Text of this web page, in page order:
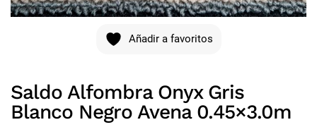
Añadir a favoritos
Saldo Alfombra Onyx Gris
Blanco Negro Avena 0.45×3.0m